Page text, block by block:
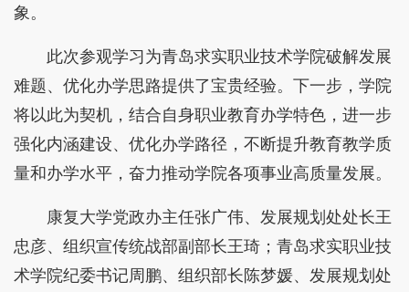
象。
此次参观学习为青岛求实职业技术学院破解发展
难题、优化办学思路提供了宝贵经验。下一步，学院
将以此为契机，结合自身职业教育办学特色，进一步
强化内涵建设、优化办学路径，不断提升教育教学质
量和办学水平，奋力推动学院各项事业高质量发展。
康复大学党政办主任张广伟、发展规划处处长王
忠彦、组织宣传统战部副部长王琦；青岛求实职业技
术学院纪委书记周鹏、组织部长陈梦媛、发展规划处